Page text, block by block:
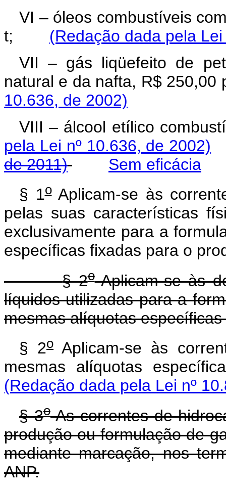
VI – óleos combustíveis
t; (Redação dada pela
VII – gás liqüefeito de
natural e da nafta, R$
10.636, de 2002)
VIII – álcool etílico
pela Lei nº 10.636, de 2002)
de 2011)
Sem eficácia
§ 1oAplicam-se às
pelas suas características
exclusivamente para a
específicas fixadas para o
§ 2oAplicam-se às
líquidos utilizadas para a
mesmas alíquotas
§ 2oAplicam-se às
mesmas alíquotas
(Redação dada pela Lei nº
§ 3oAs correntes de
produção ou formulação de
mediante marcação, nos
ANP.